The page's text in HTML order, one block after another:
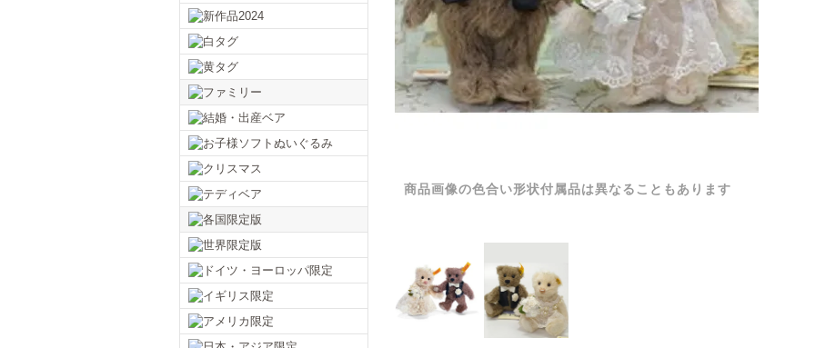
商品画像の色合い形状付属品は異なることもあります